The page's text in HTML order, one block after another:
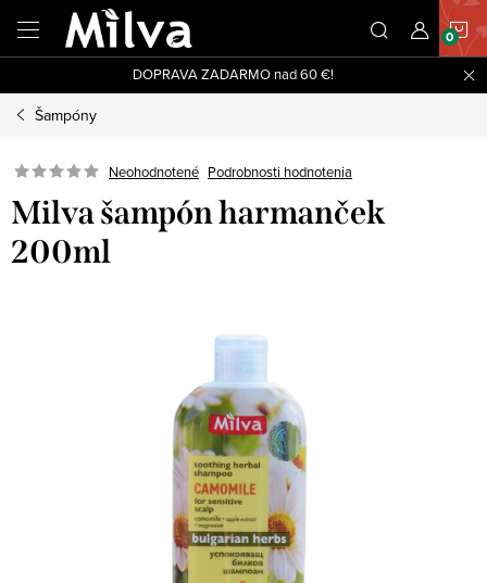
obsah
DOPRAVA ZADARMO nad 60 €!
Šampóny
Neohodnotené Podrobnosti hodnotenia
Milva šampón harmanček
200ml